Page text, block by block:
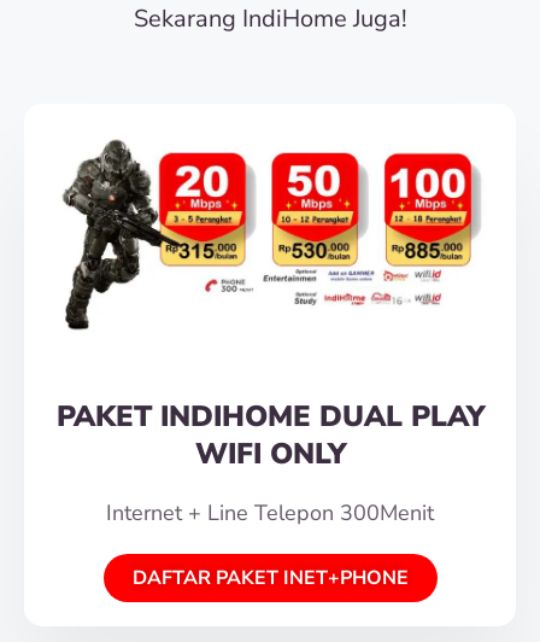
Sekarang IndiHome Juga!
PAKET INDIHOME DUAL PLAY
WIFI ONLY
Internet + Line Telepon 300Menit
DAFTAR PAKET INET+PHONE